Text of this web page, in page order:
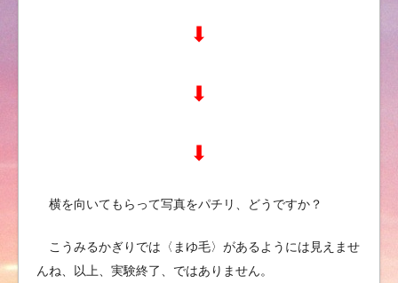
⬇︎
⬇︎
⬇︎
横を向いてもらって写真をパチリ、どうですか？
こうみるかぎりでは〈まゆ毛〉があるようには見えませ
んね、以上、実験終了、ではありません。